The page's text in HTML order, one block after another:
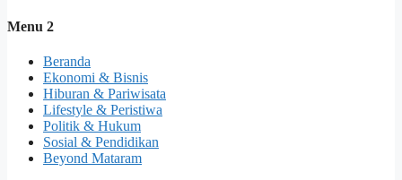
Menu 2
Beranda
Ekonomi & Bisnis
Hiburan & Pariwisata
Lifestyle & Peristiwa
Politik & Hukum
Sosial & Pendidikan
Beyond Mataram